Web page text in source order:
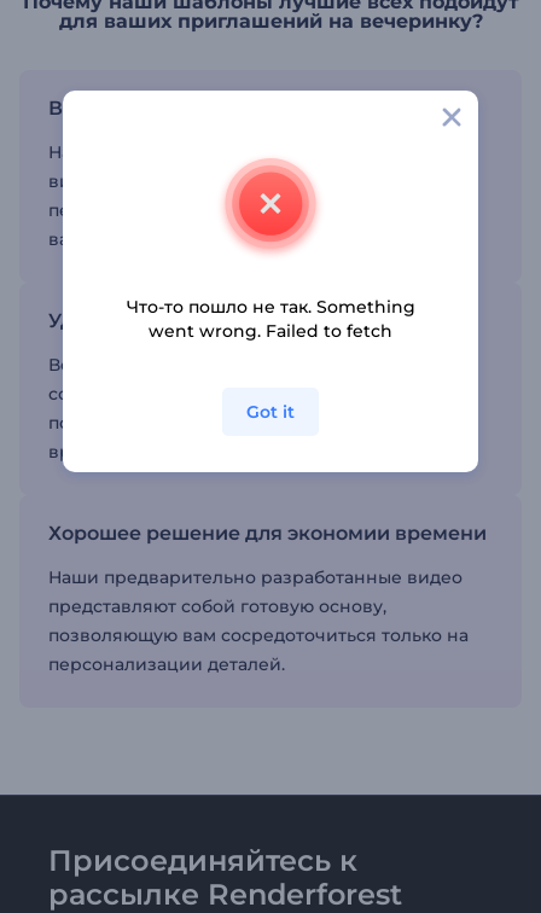
для ваших приглашений на вечеринку?
Высококачественная анимация
Наши шаблоны с высококачественными
визуальными эффектами, динамическими
переходами и типографикой вдохнут жизнь в
ваши приглашения на вечеринку.
Удобство и простота в использовании
Всего несколько щелчков мыши, и вы сможете
создать видео-приглашения, а так же
поделиться ими в социальных сетях в любое
время и где угодно.
Хорошее решение для экономии времени
Наши предварительно разработанные видео
представляют собой готовую основу,
позволяющую вам сосредоточиться только на
персонализации деталей.
Присоединяйтесь к
рассылке Renderforest
Что-то пошло не так. Something
went wrong. Failed to fetch
Got it